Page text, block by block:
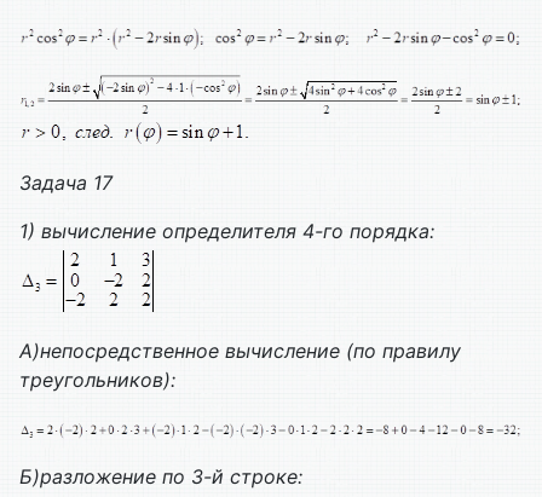
Задача 17
1) вычисление определителя 4-го порядка:
А)непосредственное вычисление (по правилу
треугольников):
Б)разложение по 3-й строке: